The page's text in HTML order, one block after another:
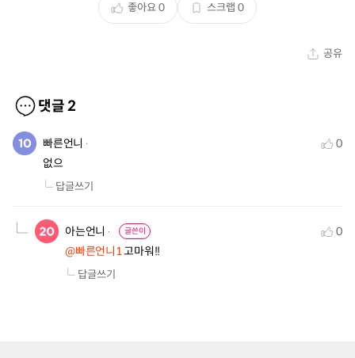
좋아요0 스크랩 0
공유
댓글2
빠른언니
0
없으
답글쓰기
아는언니 글쓴이
0
@빠른언니1 고마워!!
답글쓰기